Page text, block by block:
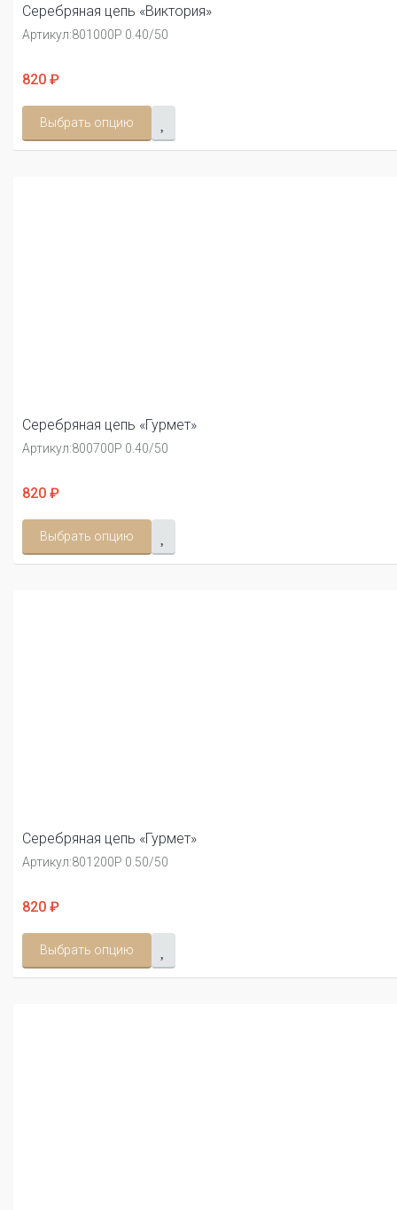
Серебряная цепь «Виктория»
Артикул:801000Р 0.40/50
820 ₽
Выбрать опцию
Серебряная цепь «Гурмет»
Артикул:800700Р 0.40/50
820 ₽
Выбрать опцию
Серебряная цепь «Гурмет»
Артикул:801200Р 0.50/50
820 ₽
Выбрать опцию